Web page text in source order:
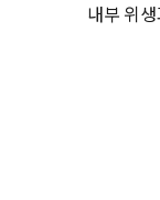
내부 위